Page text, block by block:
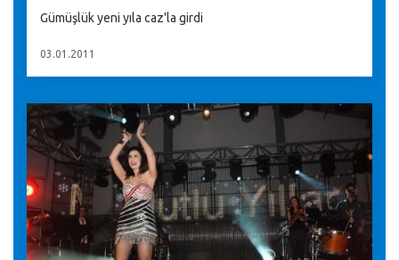
Gümüşlük yeni yıla caz'la girdi
03.01.2011